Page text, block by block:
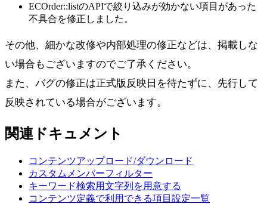
ECOrder::listのAPIで絞り込みが効かない項目があった
不具合を修正しました。
その他、細かな改修や内部処理の修正などは、掲載しな
い場合もございますのでご了承ください。
また、バグの修正は正式版反映日を待たずに、先行して
反映されている場合がございます。
関連ドキュメント
コンテンツアップロード/ダウンロード
カスタムメンバーフィルター
キーワード検索用文字列を用意する
コンテンツ定義で利用できる項目設定一覧